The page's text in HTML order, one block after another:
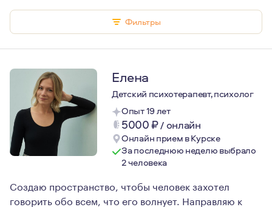
Фильтры
Елена
Детский психотерапевт, психолог
Опыт 19 лет
5000₽/ онлайн
Онлайн прием в Курске
За последнюю неделю выбрало
2 человека
Создаю пространство, чтобы человек захотел
говорить обо всем, что его волнует. Направляю к